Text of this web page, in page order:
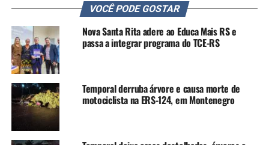
“Quando voltei, senti que
toda aquela movimentação
literária havia me tocado e
passei a escrever com um
comprometimento com a
literatura, que até então eu
não tinha.”
VOCÊ PODE GOSTAR
Nova Santa Rita adere ao Educa Mais RS e
passa a integrar programa do TCE-RS
Temporal derruba árvore e causa morte de
motociclista na ERS-124, em Montenegro